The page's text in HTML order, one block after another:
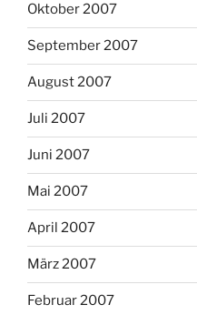
Oktober 2007
September 2007
August 2007
Juli 2007
Juni 2007
Mai 2007
April 2007
März 2007
Februar 2007